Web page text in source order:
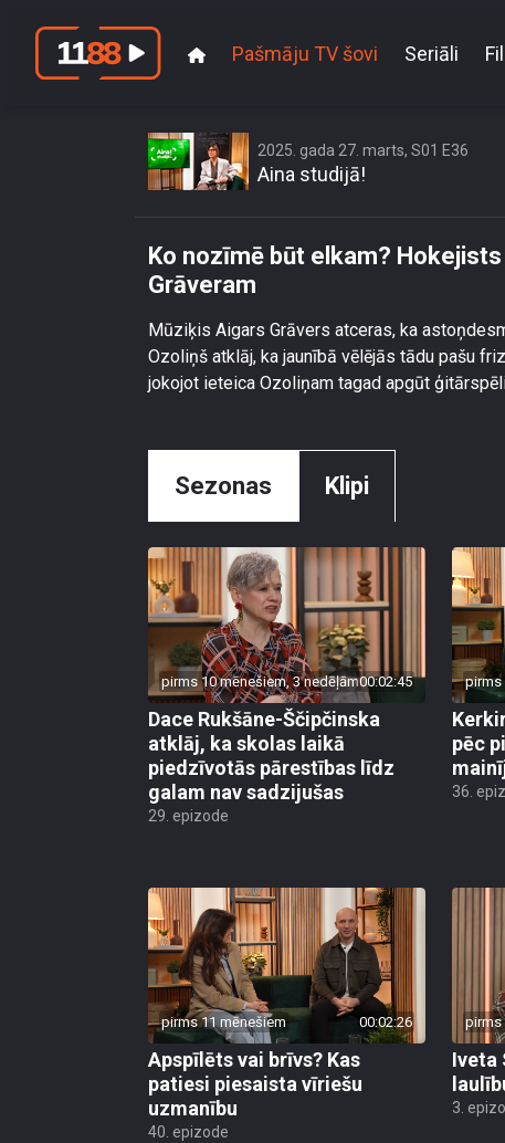
Pašmāju TV šovi Seriāli
2025. gada 27. marts, S01 E36
Aina studijā!
Ko nozīmē būt elkam?
Grāveram
Mūziķis Aigars Grāvers atceras, ka
Ozoliņš atklāj, ka jaunībā vēlējās tādu pašu
jokojot ieteica Ozoliņam tagad apgūt
Sezonas Klipi
pirms 10 mēnešiem, 3 nedēļām00:02:45
Dace Rukšāne-Ščipčinska
atklāj, ka skolas laikā
piedzīvotās pārestības līdz
galam nav sadzijušas
29. epizode
pirms
pēc
36.
pirms 11 mēnešiem 00:02:26
Apspīlēts vai brīvs? Kas
patiesi piesaista vīriešu
uzmanību
40. epizode
pirms
Iveta
3.